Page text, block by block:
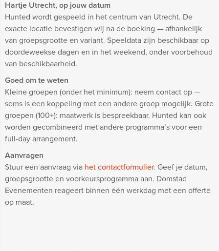
Hartje Utrecht, op jouw datum
Hunted wordt gespeeld in het centrum van Utrecht. De
exacte locatie bevestigen wij na de boeking — afhankelijk
van groepsgrootte en variant. Speeldata zijn beschikbaar op
doordeweekse dagen en in het weekend, onder voorbehoud
van beschikbaarheid.
Goed om te weten
Kleine groepen (onder het minimum): neem contact op —
soms is een koppeling met een andere groep mogelijk. Grote
groepen (100+): maatwerk is bespreekbaar. Hunted kan ook
worden gecombineerd met andere programma’s voor een
full-day arrangement.
Aanvragen
Stuur een aanvraag via het contactformulier. Geef je datum,
groepsgrootte en voorkeursprogramma aan. Domstad
Evenementen reageert binnen één werkdag met een offerte
op maat.